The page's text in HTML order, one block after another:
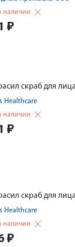
наличии
₽
скраб для
Healthcare
наличии
₽
скраб для
Healthcare
наличии
₽